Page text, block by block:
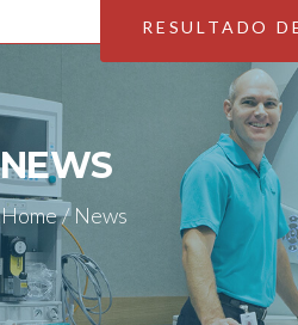
RESULTADO
NEWS
Home/News